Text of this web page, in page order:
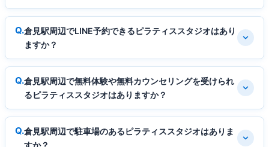
倉見駅周辺でLINE予約できるピラティススタジオはあり
ますか？
倉見駅周辺で無料体験や無料カウンセリングを受けられ
るピラティススタジオはありますか？
倉見駅周辺で駐車場のあるピラティススタジオはありま
すか？